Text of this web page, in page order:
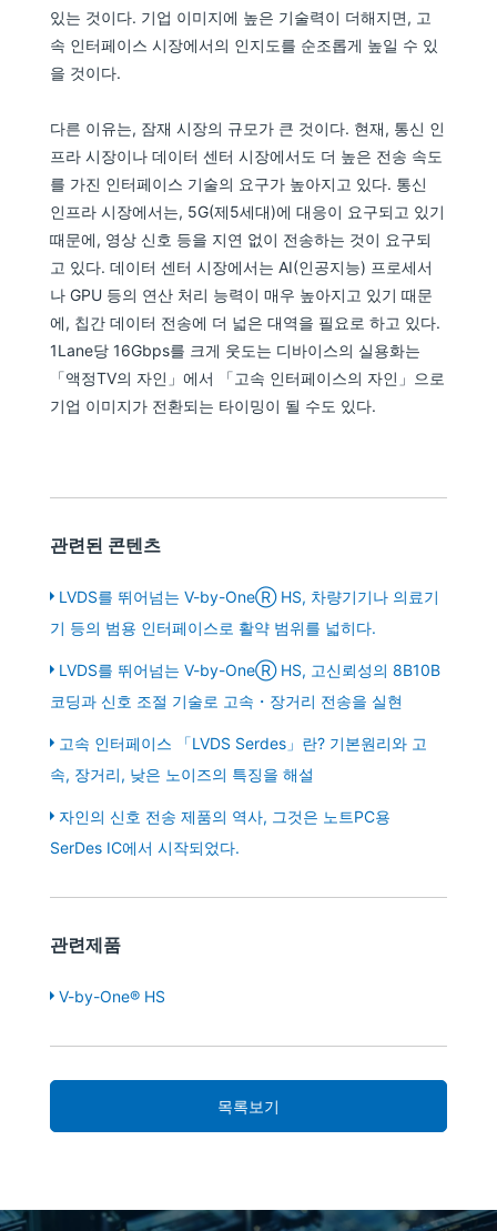
있는 것이다. 기업 이미지에 높은 기술력이 더해지면, 고
속 인터페이스 시장에서의 인지도를 순조롭게 높일 수 있
을 것이다.
다른 이유는, 잠재 시장의 규모가 큰 것이다. 현재, 통신 인
프라 시장이나 데이터 센터 시장에서도 더 높은 전송 속도
를 가진 인터페이스 기술의 요구가 높아지고 있다. 통신
인프라 시장에서는, 5G(제5세대)에 대응이 요구되고 있기
때문에, 영상 신호 등을 지연 없이 전송하는 것이 요구되
고 있다. 데이터 센터 시장에서는 AI(인공지능) 프로세서
나 GPU 등의 연산 처리 능력이 매우 높아지고 있기 때문
에, 칩간 데이터 전송에 더 넓은 대역을 필요로 하고 있다.
1Lane당 16Gbps를 크게 웃도는 디바이스의 실용화는
「액정TV의 자인」에서 「고속 인터페이스의 자인」으로
기업 이미지가 전환되는 타이밍이 될 수도 있다.
관련된 콘텐츠
LVDS를 뛰어넘는 V-by-OneⓇ HS, 차량기기나 의료기
기 등의 범용 인터페이스로 활약 범위를 넓히다.
LVDS를 뛰어넘는 V-by-OneⓇ HS, 고신뢰성의 8B10B
코딩과 신호 조절 기술로 고속・장거리 전송을 실현
고속 인터페이스 「LVDS Serdes」란? 기본원리와 고
속, 장거리, 낮은 노이즈의 특징을 해설
자인의 신호 전송 제품의 역사, 그것은 노트PC용
SerDes IC에서 시작되었다.
관련제품
V-by-One® HS
목록보기